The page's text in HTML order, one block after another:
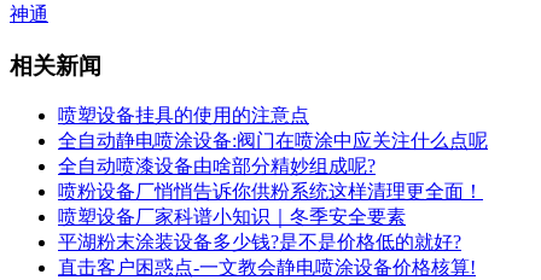
神通
相关新闻
喷塑设备挂具的使用的注意点
全自动静电喷涂设备:阀门在喷涂中应关注什么点呢
全自动喷漆设备由啥部分精妙组成呢?
喷粉设备厂悄悄告诉你供粉系统这样清理更全面！
喷塑设备厂家科谱小知识｜冬季安全要素
平湖粉末涂装设备多少钱?是不是价格低的就好?
直击客户困惑点-一文教会静电喷涂设备价格核算!